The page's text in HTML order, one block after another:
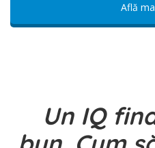
Află
Un IQ